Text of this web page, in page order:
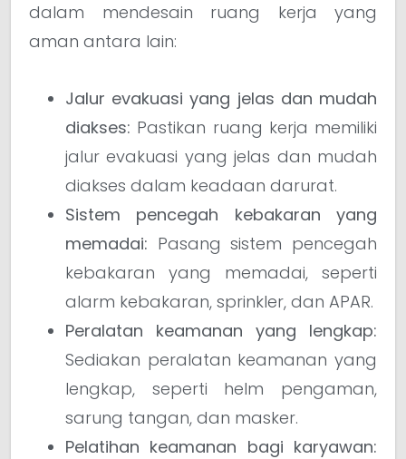
dalam mendesain ruang kerja yang
aman antara lain:
Jalur evakuasi yang jelas dan mudah
diakses: Pastikan ruang kerja memiliki
jalur evakuasi yang jelas dan mudah
diakses dalam keadaan darurat.
Sistem pencegah kebakaran yang
memadai: Pasang sistem pencegah
kebakaran yang memadai, seperti
alarm kebakaran, sprinkler, dan APAR.
Peralatan keamanan yang lengkap:
Sediakan peralatan keamanan yang
lengkap, seperti helm pengaman,
sarung tangan, dan masker.
Pelatihan keamanan bagi karyawan: